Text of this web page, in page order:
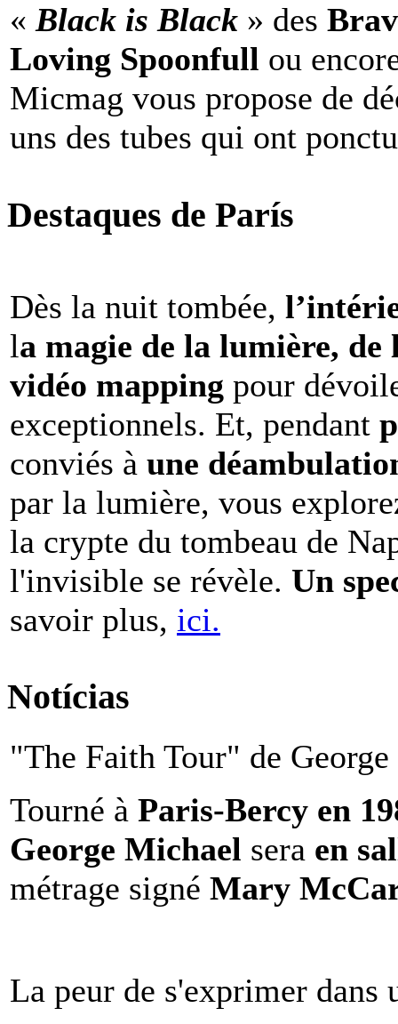
« Black is Black » des
Loving Spoonfull ou
Micmag vous propose de
uns des tubes qui ont
Destaques de París
Dès la nuit tombée,
la magie de la lumière,
vidéo mapping pour
exceptionnels. Et, pendant
conviés à une
par la lumière, vous
la crypte du tombeau de
l'invisible se révèle. Un
savoir plus, ici.
Notícias
"The Faith Tour" de
Tourné à Paris-Bercy en
George Michael sera en
métrage signé Mary
La peur de s'exprimer dans